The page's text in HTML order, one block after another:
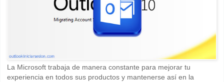
La Microsoft trabaja de manera constante para mejorar tu
experiencia en todos sus productos y mantenerse así en la